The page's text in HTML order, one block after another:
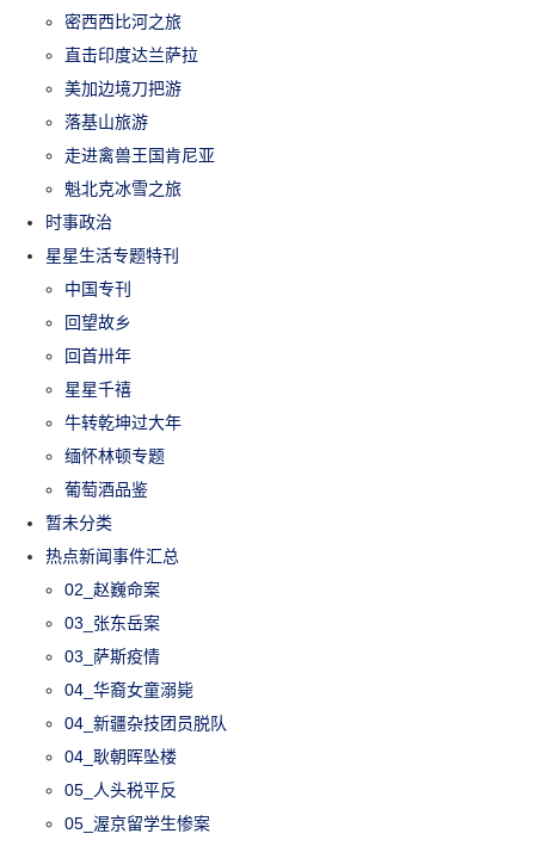
密西西比河之旅
直击印度达兰萨拉
美加边境刀把游
落基山旅游
走进禽兽王国肯尼亚
魁北克冰雪之旅
时事政治
星星生活专题特刊
中国专刊
回望故乡
回首卅年
星星千禧
牛转乾坤过大年
缅怀林顿专题
葡萄酒品鉴
暂未分类
热点新闻事件汇总
02_赵巍命案
03_张东岳案
03_萨斯疫情
04_华裔女童溺毙
04_新疆杂技团员脱队
04_耿朝晖坠楼
05_人头税平反
05_渥京留学生惨案